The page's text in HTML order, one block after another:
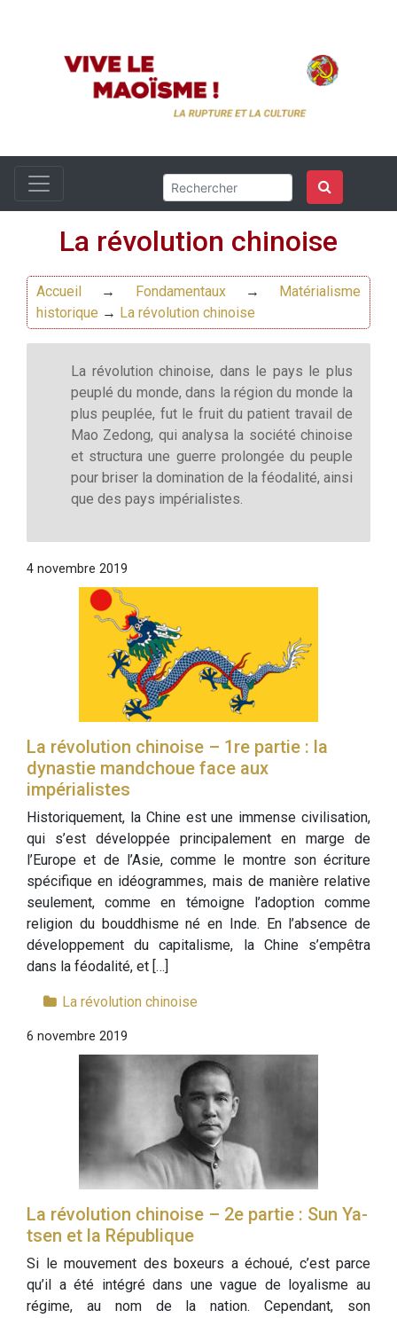
La révolution chinoise
Accueil → Fondamentaux→
Matérialisme
historique → La révolution chinoise
La révolution chinoise, dans le pays le plus
peuplé du monde, dans la région du monde la
plus peuplée, fut le fruit du patient travail de
Mao Zedong, qui analysa la société chinoise
et structura une guerre prolongée du peuple
pour briser la domination de la féodalité, ainsi
que des pays impérialistes.
4 novembre 2019
La révolution chinoise – 1re partie : la
dynastie mandchoue face aux
impérialistes
Historiquement, la Chine est une immense civilisation,
qui s’est développée principalement en marge de
l’Europe et de l’Asie, comme le montre son écriture
spécifique en idéogrammes, mais de manière relative
seulement, comme en témoigne l’adoption comme
religion du bouddhisme né en Inde. En l’absence de
développement du capitalisme, la Chine s’empêtra
dans la féodalité, et […]
La révolution chinoise
6 novembre 2019
La révolution chinoise – 2e partie : Sun Ya-
tsen et la République
Si le mouvement des boxeurs a échoué, c’est parce
qu’il a été intégré dans une vague de loyalisme au
régime, au nom de la nation. Cependant, son